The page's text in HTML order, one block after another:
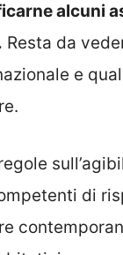
alcuni
Resta da
e
di